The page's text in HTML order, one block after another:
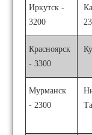
Иркутск -
3200
Красноярск
- 3300
Мурманск
- 2300